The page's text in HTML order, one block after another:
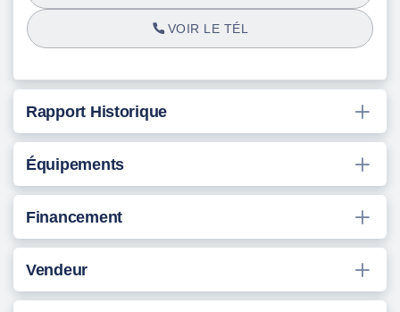
VOIR LE TÉL
Rapport Historique
Équipements
Financement
Vendeur